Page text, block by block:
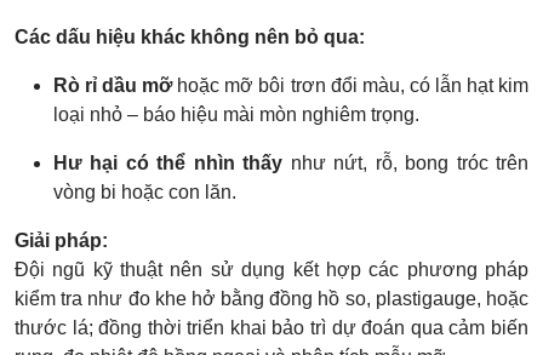
Các dấu hiệu khác không nên bỏ qua:
Rò rỉ dầu mỡhoặc mỡ bôi trơn đổi màu, có lẫn hạt kim
loại nhỏ – báo hiệu mài mòn nghiêm trọng.
Hư hại có thể nhìn thấy như nứt, rỗ, bong tróc trên
vòng bi hoặc con lăn.
Giải pháp:
Đội ngũ kỹ thuật nên sử dụng kết hợp các phương pháp
kiểm tra như đo khe hở bằng đồng hồ so, plastigauge, hoặc
thước lá; đồng thời triển khai bảo trì dự đoán qua cảm biến